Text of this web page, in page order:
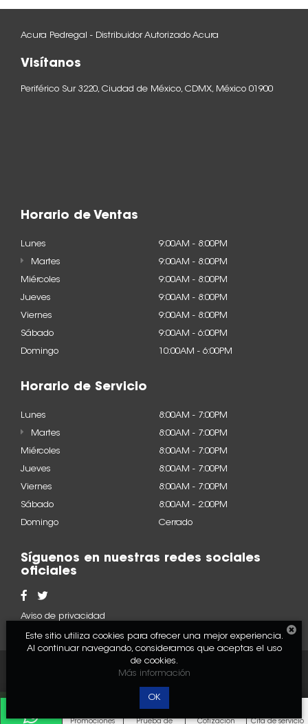
Promociones Prueba de Cotización Cita de servicio
Acura Pedregal - Distribuidor Autorizado Acura
Visítanos
Periférico Sur 3220, Ciudad de México, CDMX, México 01900
Horario de Ventas
Lunes
9:00AM - 8:00PM
Martes
9:00AM - 8:00PM
Miércoles
9:00AM - 8:00PM
Jueves
9:00AM - 8:00PM
Viernes
9:00AM - 8:00PM
Sábado
9:00AM - 6:00PM
Domingo
10:00AM - 6:00PM
Horario de Servicio
Lunes
8:00AM - 7:00PM
Martes
8:00AM - 7:00PM
Miércoles
8:00AM - 7:00PM
Jueves
8:00AM - 7:00PM
Viernes
8:00AM - 7:00PM
Sábado
8:00AM - 2:00PM
Domingo
Cerrado
Síguenos en nuestras redes sociales
oficiales
Aviso de privacidad
2022 © Acura - Todos los
derechos reservados.
Desarrollado por
Este sitio utiliza cookies para ofrecer una mejor experiencia.
Al continuar navegando, consideramos que aceptas el uso
de cookies.
Más información
OK